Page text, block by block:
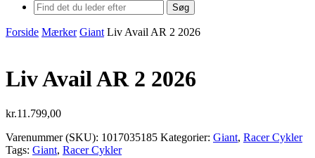
Søg
Forside Mærker Giant Liv Avail AR 2 2026
Liv Avail AR 2 2026
kr.11.799,00
Varenummer (SKU): 1017035185 Kategorier: Giant, Racer Cykler
Tags: Giant, Racer Cykler